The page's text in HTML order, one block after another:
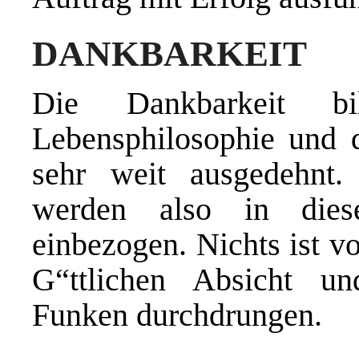
DANKBARKEIT
Die Dankbarkeit
Lebensphilosophie
sehr weit
werden also in
einbezogen. Nichts ist
G“ttlichen Absicht
Funken durchdrungen.